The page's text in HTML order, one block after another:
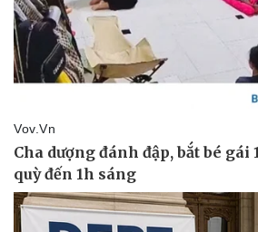
Hậu trường